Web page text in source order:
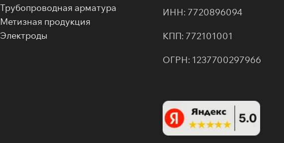
Трубопроводная арматура
Метизная продукция
Электроды
ИНН: 7720896094
КПП: 772101001
ОГРН: 1237700297966